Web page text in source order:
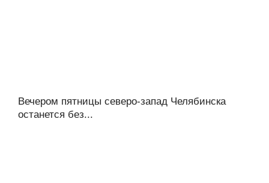
Вечером пятницы северо-запад Челябинска
останется без...